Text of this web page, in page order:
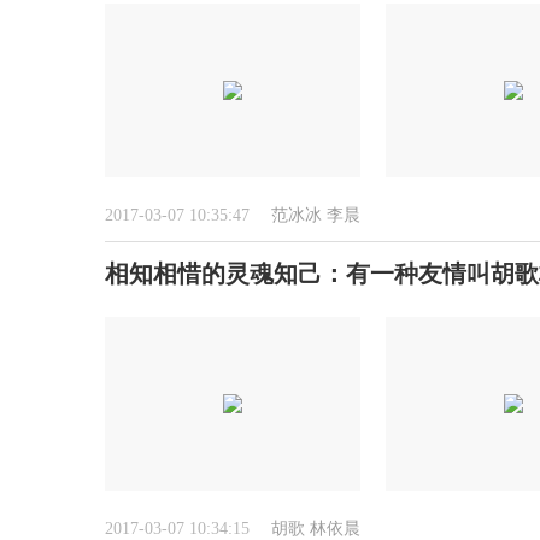
2017-03-07 10:35:47 范冰冰 李晨
相知相惜的灵魂知己：有一种友情叫胡
2017-03-07 10:34:15 胡歌 林依晨